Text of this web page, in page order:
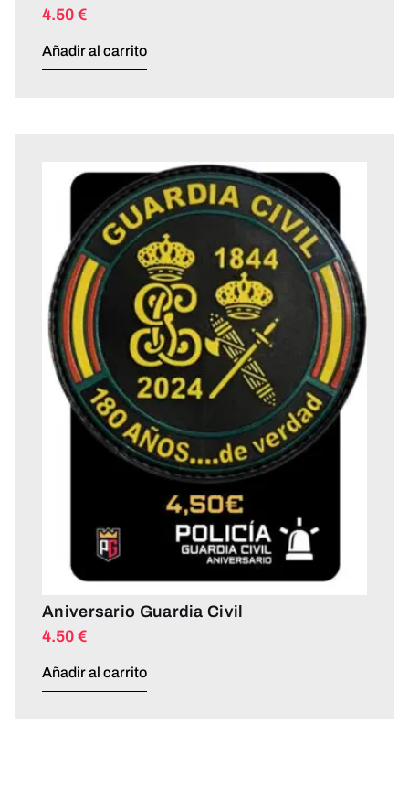
4.50 €
Añadir al carrito
Aniversario Guardia Civil
4.50 €
Añadir al carrito